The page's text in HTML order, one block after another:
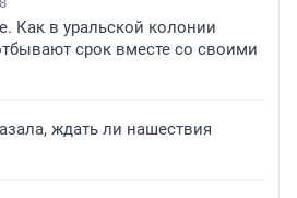
Как в уральской колонии
срок вместе со своими
ждать ли нашествия